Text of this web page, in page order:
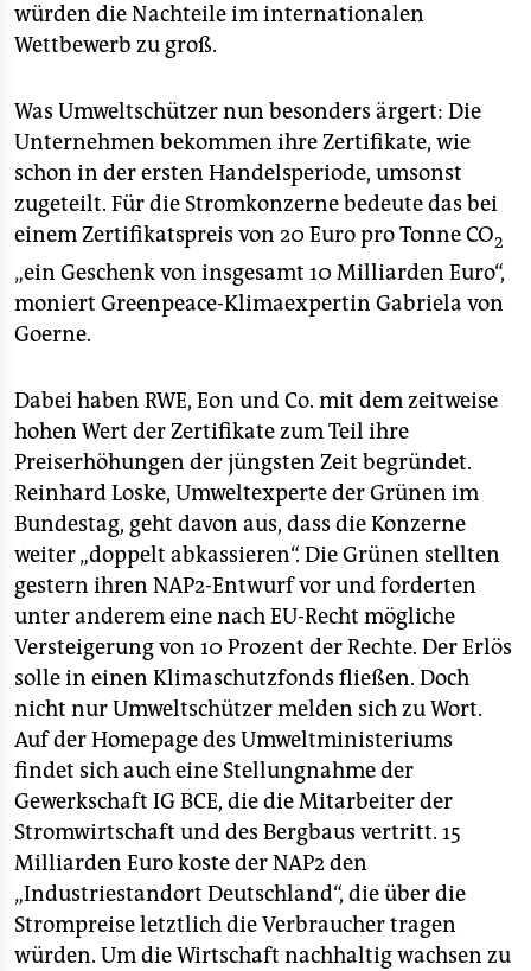
würden die Nachteile im internationalen
Wettbewerb zu groß.
Was Umweltschützer nun besonders ärgert: Die
Unternehmen bekommen ihre Zertifikate, wie
schon in der ersten Handelsperiode, umsonst
zugeteilt. Für die Stromkonzerne bedeute das bei
einem Zertifikatspreis von 20 Euro pro Tonne CO2
„ein Geschenk von insgesamt 10 Milliarden Euro“,
moniert Greenpeace-Klimaexpertin Gabriela von
Goerne.
Dabei haben RWE, Eon und Co. mit dem zeitweise
hohen Wert der Zertifikate zum Teil ihre
Preiserhöhungen der jüngsten Zeit begründet.
Reinhard Loske, Umweltexperte der Grünen im
Bundestag, geht davon aus, dass die Konzerne
weiter „doppelt abkassieren“. Die Grünen stellten
gestern ihren NAP2-Entwurf vor und forderten
unter anderem eine nach EU-Recht mögliche
Versteigerung von 10 Prozent der Rechte. Der Erlös
solle in einen Klimaschutzfonds fließen. Doch
nicht nur Umweltschützer melden sich zu Wort.
Auf der Homepage des Umweltministeriums
findet sich auch eine Stellungnahme der
Gewerkschaft IG BCE, die die Mitarbeiter der
Stromwirtschaft und des Bergbaus vertritt. 15
Milliarden Euro koste der NAP2 den
„Industriestandort Deutschland“, die über die
Strompreise letztlich die Verbraucher tragen
würden. Um die Wirtschaft nachhaltig wachsen zu